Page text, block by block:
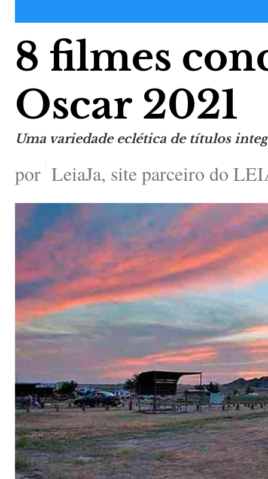
8 filmes
Oscar 2021
Uma variedade eclética de títulos
por LeiaJa, site parceiro do